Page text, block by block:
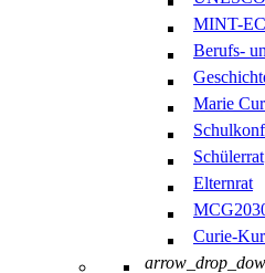
MINT-EC
Berufs-
Marie
Schülerrat
Elternrat
Curie-